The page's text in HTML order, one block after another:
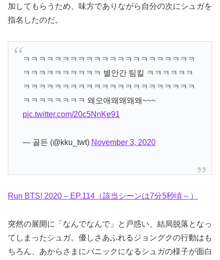
加してもらうため、味方でありながら自分の次にシュガを
指名したのだ。
ㅋㅋㅋㅋㅋㅋㅋㅋㅋㅋㅋㅋㅋㅋㅋㅋㅋㅋㅋㅋㅋㅋ
ㅋㅋㅋㅋㅋㅋㅋㅋㅋㅋ 별안간 팀킬 ㅋㅋㅋㅋㅋㅋ
ㅋㅋㅋㅋㅋㅋㅋㅋㅋㅋㅋㅋㅋㅋㅋㅋㅋㅋㅋㅋㅋㅋ
ㅋㅋㅋㅋㅋㅋㅋㅋ 왜오애왜왜왜왜~~~
pic.twitter.com/20c5NnKe91
— 골든 (@kku_twt) November 3, 2020
Run BTS! 2020 – EP.114（該当シーンは7分5秒頃～）
突然の展開に「なんでなんで」と戸惑い、結局脱落となっ
てしまったシュガ。優しさあふれるジョングクの行動はも
ちろん、あからさまにパニックになるシュガの様子が面白